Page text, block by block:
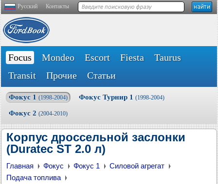
Русский Контакты
Focus Mondeo Escort Fiesta
Taurus
Transit
Прочие Статьи
Фокус 1 (1998-2004) Фокус Турнир 1 (1998-2004)
Фокус 2 (2004-2010)
Корпус дроссельной заслонки
(Duratec ST 2.0 л)
Главная Фокус Фокус 1
Силовой агрегат
Подача топлива